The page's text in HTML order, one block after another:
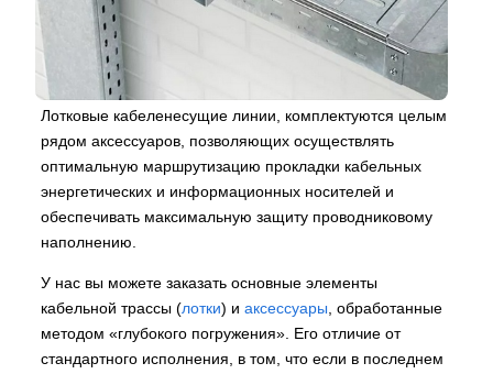
Лотковые кабеленесущие линии, комплектуются целым
рядом аксессуаров, позволяющих осуществлять
оптимальную маршрутизацию прокладки кабельных
энергетических и информационных носителей и
обеспечивать максимальную защиту проводниковому
наполнению.
У нас вы можете заказать основные элементы
кабельной трассы (лотки) и аксессуары , обработанные
методом «глубокого погружения». Его отличие от
стандартного исполнения, в том, что если в последнем